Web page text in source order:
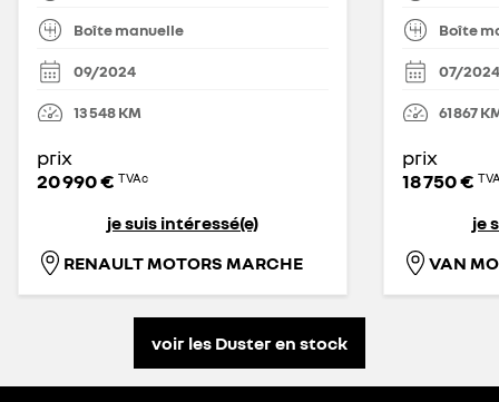
Boîte manuelle
09/2024
13 548KM
prix
20 990 € TVAc
je suis intéressé(e)
RENAULT MOTORS MARCHE
Boîte
07/2024
61 867
prix
18 750 €
je
VAN
voir les Duster en stock